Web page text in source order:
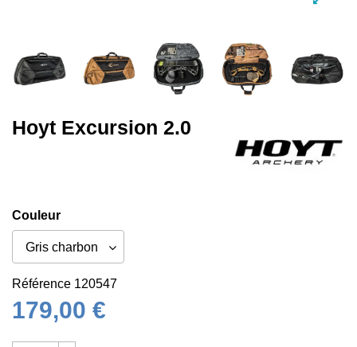
Hoyt Excursion 2.0
Couleur
Référence 120547
179,00 €